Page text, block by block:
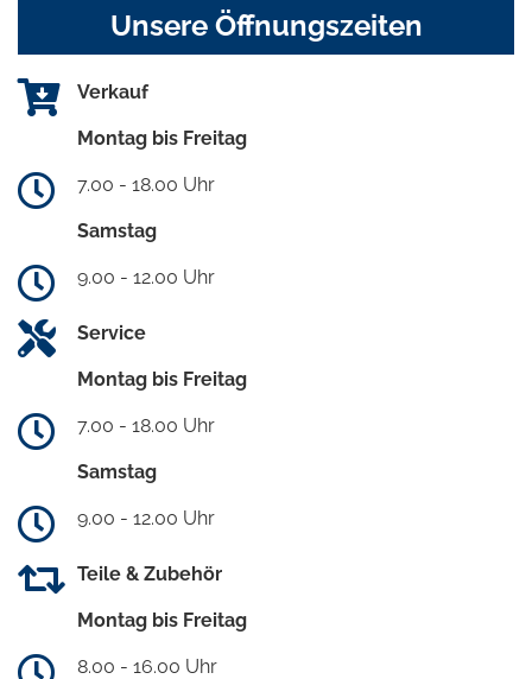
Unsere Öffnungszeiten
Verkauf
Montag bis Freitag
7.00 - 18.00 Uhr
Samstag
9.00 - 12.00 Uhr
Service
Montag bis Freitag
7.00 - 18.00 Uhr
Samstag
9.00 - 12.00 Uhr
Teile & Zubehör
Montag bis Freitag
8.00 - 16.00 Uhr